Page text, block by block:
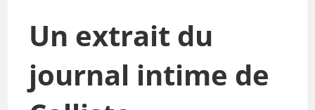
Un extrait du
journal intime de